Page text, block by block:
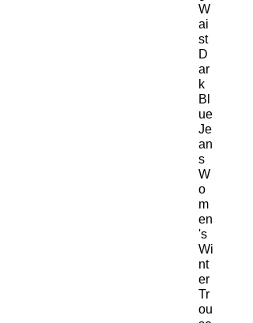
W
ai
st
D
ar
k
Bl
ue
Je
an
s
W
o
m
en
's
Wi
nt
er
Tr
ou